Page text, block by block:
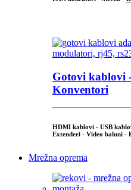
Gotovi kablovi
Konventori
HDMI kablovi - USB
Extenderi - Video baluni -
Mrežna oprema